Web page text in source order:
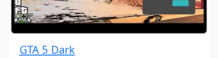
GTA 5 Dark